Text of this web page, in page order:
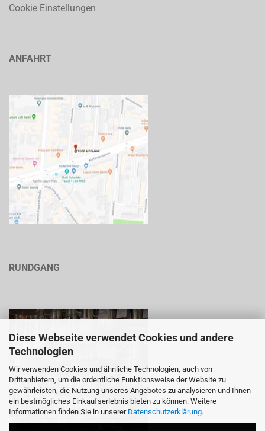
Diese Webseite verwendet Cookies und andere
Technologien
Wir verwenden Cookies und ähnliche Technologien, auch von
Drittanbietern, um die ordentliche Funktionsweise der Website zu
gewährleisten, die Nutzung unseres Angebotes zu analysieren und Ihnen
ein bestmögliches Einkaufserlebnis bieten zu können. Weitere
Informationen finden Sie in unserer Datenschutzerklärung.
Cookie Einstellungen
ANFAHRT
RUNDGANG